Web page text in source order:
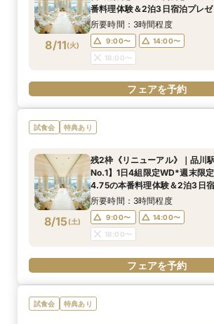
8/11(火)
番料理体験＆2泊3日宿泊プレ
館でプレミアム特典＆最大80万
所要時間：3時間程度
9:00〜
14:00〜
18:00〜
フェアを予約
試食会 特典あり
8/15(土)
残2枠《リニューアル》｜品川
No.1】1日4組限定WD*週末限
4.75の本番料理体験＆2泊3日宿
件目の来館でプレミアム特典＆
待付き
所要時間：3時間程度
9:00〜
14:00〜
18:00〜
フェアを予約
試食会 特典あり